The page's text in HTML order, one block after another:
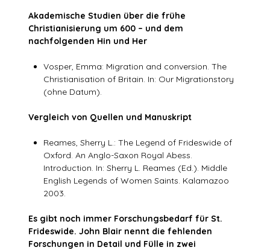
Akademische Studien über die frühe
Christianisierung um 600 – und dem
nachfolgenden Hin und Her
Vosper, Emma: Migration and conversion. The
Christianisation of Britain. In: Our Migrationstory
(ohne Datum).
Vergleich von Quellen und Manuskript
Reames, Sherry L.: The Legend of Frideswide of
Oxford. An Anglo-Saxon Royal Abess.
Introduction. In: Sherry L. Reames (Ed.). Middle
English Legends of Women Saints. Kalamazoo
2003.
Es gibt noch immer Forschungsbedarf für St.
Frideswide. John Blair nennt die fehlenden
Forschungen in Detail und Fülle in zwei